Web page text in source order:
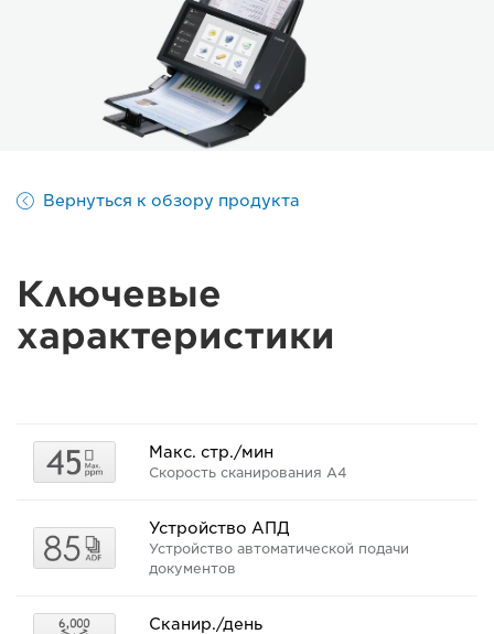
Вернуться к обзору продукта
Ключевые
характеристики
Макс. стр./мин
Скорость сканирования A4
Устройство АПД
Устройство автоматической подачи
документов
Сканир./день